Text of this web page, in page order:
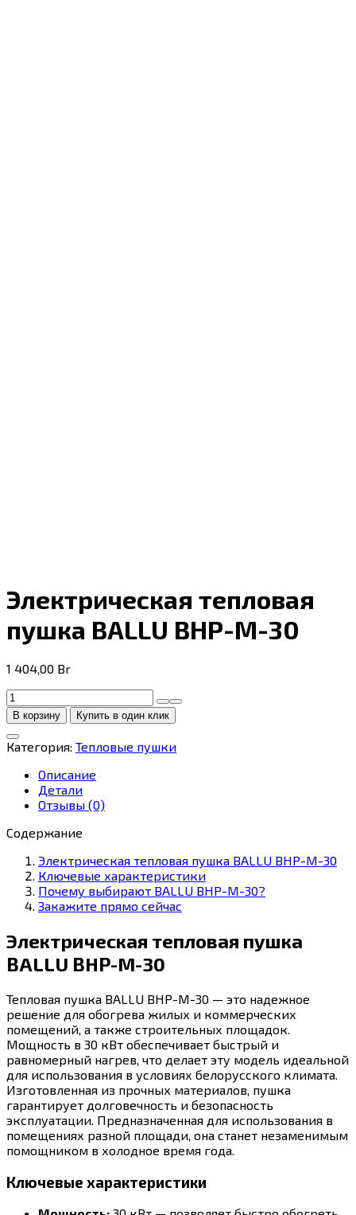
Электрическая тепловая
пушка BALLU BHP-M-30
1 404,00 Br
Количество
товара
Электрическая
тепловая
пушка
BALLU
BHP-
В корзину Купить в один клик
Категория: Тепловые пушки
Описание
Детали
Отзывы (0)
Содержание
Электрическая тепловая пушка BALLU BHP-M-30
Ключевые характеристики
Почему выбирают BALLU BHP-M-30?
Закажите прямо сейчас
Электрическая тепловая пушка
BALLU BHP-M-30
Тепловая пушка BALLU BHP-M-30 — это надежное
решение для обогрева жилых и коммерческих
помещений, а также строительных площадок.
Мощность в 30 кВт обеспечивает быстрый и
равномерный нагрев, что делает эту модель идеальной
для использования в условиях белорусского климата.
Изготовленная из прочных материалов, пушка
гарантирует долговечность и безопасность
эксплуатации. Предназначенная для использования в
помещениях разной площади, она станет незаменимым
помощником в холодное время года.
Ключевые характеристики